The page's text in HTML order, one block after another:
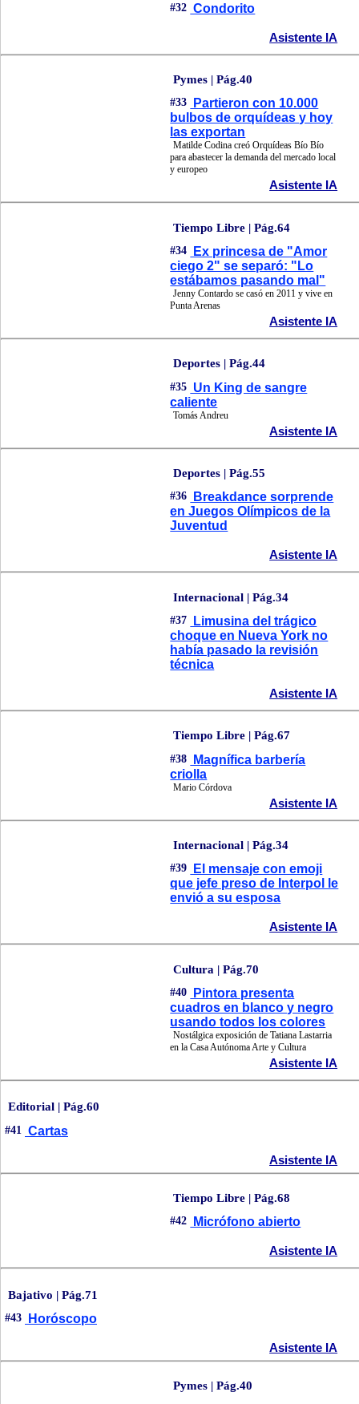
#32 Condorito
Asistente IA
Pymes | Pág.40
#33
Partieron con 10.000
bulbos de orquídeas y hoy
las exportan
Matilde Codina creó Orquídeas Bío Bío
para abastecer la demanda del mercado local
y europeo
Asistente IA
Tiempo Libre | Pág.64
#34
Ex princesa de "Amor
ciego 2" se separó: "Lo
estábamos pasando mal"
Jenny Contardo se casó en 2011 y vive en
Punta Arenas
Asistente IA
Deportes | Pág.44
#35 Un King de sangre
caliente
Tomás Andreu
Asistente IA
Deportes | Pág.55
#36
Breakdance sorprende
en Juegos Olímpicos de la
Juventud
Asistente IA
Internacional | Pág.34
#37
Limusina del trágico
choque en Nueva York no
había pasado la revisión
técnica
Asistente IA
Tiempo Libre | Pág.67
#38
Magnífica barbería
criolla
Mario Córdova
Asistente IA
Internacional | Pág.34
#39
El mensaje con emoji
que jefe preso de Interpol le
envió a su esposa
Asistente IA
Cultura | Pág.70
#40
Pintora presenta
cuadros en blanco y negro
usando todos los colores
Nostálgica exposición de Tatiana Lastarria
en la Casa Autónoma Arte y Cultura
Asistente IA
Editorial | Pág.60
#41 Cartas
Asistente IA
Tiempo Libre | Pág.68
#42 Micrófono abierto
Asistente IA
Bajativo | Pág.71
#43 Horóscopo
Asistente IA
Pymes | Pág.40